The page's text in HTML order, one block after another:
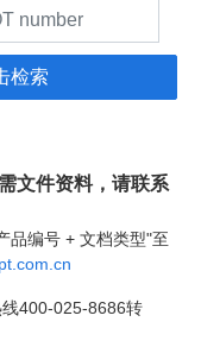
文件资料，请联系
品编号 + 文档类型"至
400-025-8686转